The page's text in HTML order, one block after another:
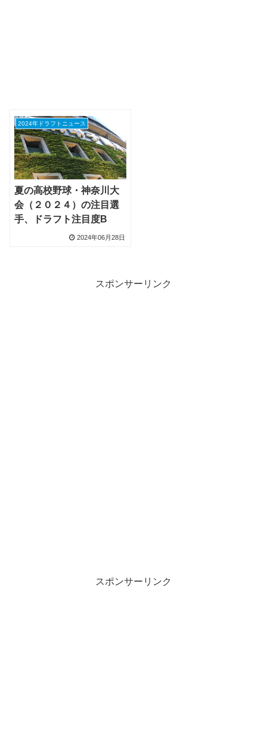
2024年ドラフトニュース
夏の高校野球・神奈川大
会（２０２４）の注目選
手、ドラフト注目度B
2024年06月28日
スポンサーリンク
スポンサーリンク